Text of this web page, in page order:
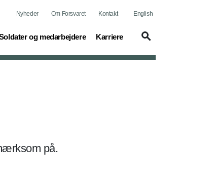
Nyheder Om Forsvaret Kontakt English
og medarbejdere Karriere
(current)
på.